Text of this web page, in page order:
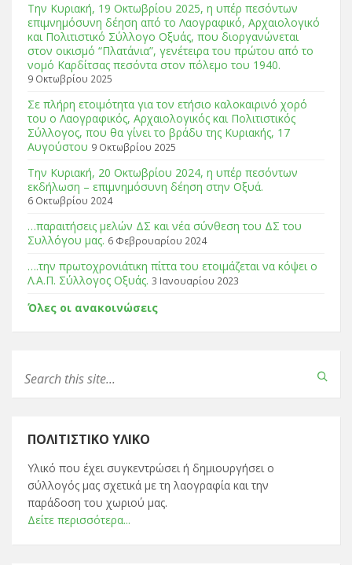
Tην Κυριακή, 19 Οκτωβρίου 2025, η υπέρ πεσόντων
επιμνημόσυνη δέηση από το Λαογραφικό, Αρχαιολογικό
και Πολιτιστικό Σύλλογο Οξυάς, που διοργανώνεται
στον οικισμό “Πλατάνια”, γενέτειρα του πρώτου από το
νομό Καρδίτσας πεσόντα στον πόλεμο του 1940.
9 Οκτωβρίου 2025
Σε πλήρη ετοιμότητα για τον ετήσιο καλοκαιρινό χορό
του ο Λαογραφικός, Αρχαιολογικός και Πολιτιστικός
Σύλλογος, που θα γίνει το βράδυ της Κυριακής, 17
Αυγούστου 9 Οκτωβρίου 2025
Tην Κυριακή, 20 Οκτωβρίου 2024, η υπέρ πεσόντων
εκδήλωση – επιμνημόσυνη δέηση στην Οξυά.
6 Οκτωβρίου 2024
…παραιτήσεις μελών ΔΣ και νέα σύνθεση του ΔΣ του
Συλλόγου μας. 6 Φεβρουαρίου 2024
….την πρωτοχρονιάτικη πίττα του ετοιμάζεται να κόψει ο
Λ.Α.Π. Σύλλογος Οξυάς. 3 Ιανουαρίου 2023
Όλες οι ανακοινώσεις
ΠΟΛΙΤΙΣΤΙΚΌ ΥΛΙΚΌ
Υλικό που έχει συγκεντρώσει ή δημιουργήσει ο
σύλλογός μας σχετικά με τη λαογραφία και την
παράδοση του χωριού μας.
Δείτε περισσότερα...